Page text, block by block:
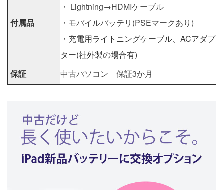
付属品
・ Lightning→HDMIケーブル
・モバイルバッテリ(PSEマークあり)
・充電用ライトニングケーブル、ACアダプ
ター(社外製の場合有)
保証
中古パソコン 保証3か月